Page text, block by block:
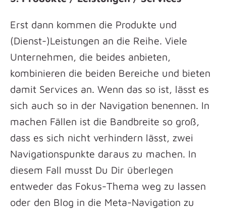
Erst dann kommen die Produkte und
(Dienst-)Leistungen an die Reihe. Viele
Unternehmen, die beides anbieten,
kombinieren die beiden Bereiche und bieten
damit Services an. Wenn das so ist, lässt es
sich auch so in der Navigation benennen. In
machen Fällen ist die Bandbreite so groß,
dass es sich nicht verhindern lässt, zwei
Navigationspunkte daraus zu machen. In
diesem Fall musst Du Dir überlegen
entweder das Fokus-Thema weg zu lassen
oder den Blog in die Meta-Navigation zu